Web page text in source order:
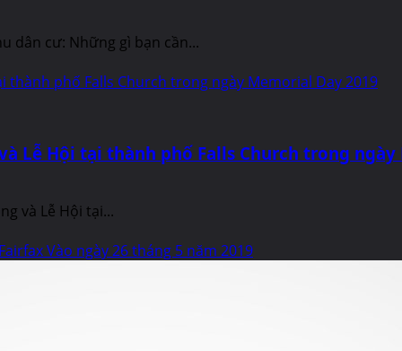
dân cư: Những gì bạn cần...
thành phố Falls Church trong ngày Memorial Day 2019
Lễ Hội tại thành phố Falls Church trong
và Lễ Hội tại...
Vào ngày 26 tháng 5 năm 2019